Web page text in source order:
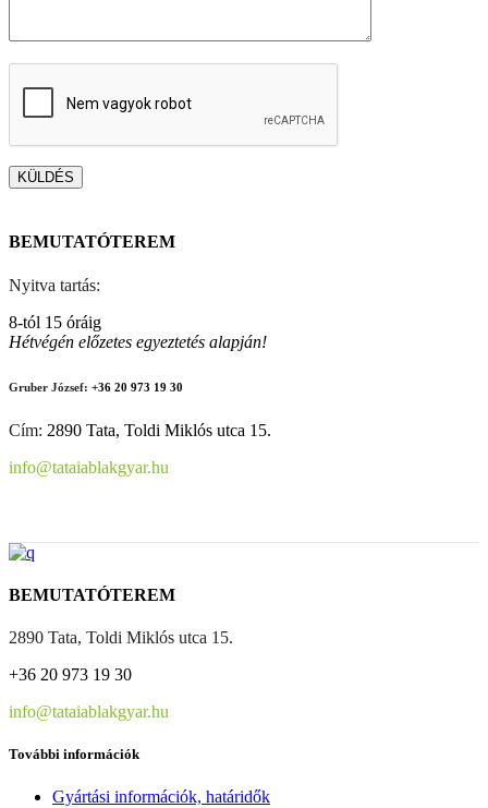
BEMUTATÓTEREM
Nyitva tartás:
8-tól 15 óráig
Hétvégén előzetes egyeztetés alapján!
Gruber József: +36 20 973 19 30
Cím: 2890 Tata, Toldi Miklós utca 15.
info@tataiablakgyar.hu
BEMUTATÓTEREM
2890 Tata, Toldi Miklós utca 15.
+36 20 973 19 30
info@tataiablakgyar.hu
További információk
Gyártási információk, határidők